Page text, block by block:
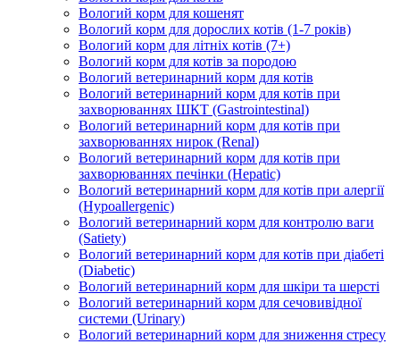
Вологий корм для кошенят
Вологий корм для дорослих котів (1-7 років)
Вологий корм для літніх котів (7+)
Вологий корм для котів за породою
Вологий ветеринарний корм для котів
Вологий ветеринарний корм для котів при
захворюваннях ШКТ (Gastrointestinal)
Вологий ветеринарний корм для котів при
захворюваннях нирок (Renal)
Вологий ветеринарний корм для котів при
захворюваннях печінки (Hepatic)
Вологий ветеринарний корм для котів при алергії
(Hypoallergenic)
Вологий ветеринарний корм для контролю ваги
(Satiety)
Вологий ветеринарний корм для котів при діабеті
(Diabetic)
Вологий ветеринарний корм для шкіри та шерсті
Вологий ветеринарний корм для сечовивідної
системи (Urinary)
Вологий ветеринарний корм для зниження стресу